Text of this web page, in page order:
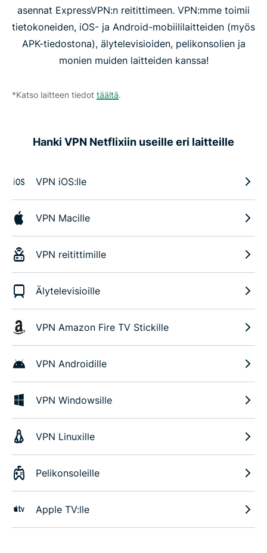
asennat ExpressVPN:n reitittimeen. VPN:mme toimii
tietokoneiden, iOS- ja Android-mobiililaitteiden (myös
APK-tiedostona), älytelevisioiden, pelikonsolien ja
monien muiden laitteiden kanssa!
*Katso laitteen tiedot täältä.
Hanki VPN Netflixiin useille eri laitteille
VPN iOS:lle
VPN Macille
VPN reitittimille
Älytelevisioille
VPN Amazon Fire TV Stickille
VPN Androidille
VPN Windowsille
VPN Linuxille
Pelikonsoleille
Apple TV:lle